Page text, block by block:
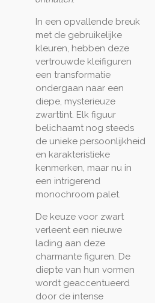
In een opvallende breuk
met de gebruikelijke
kleuren, hebben deze
vertrouwde kleifiguren
een transformatie
ondergaan naar een
diepe, mysterieuze
zwarttint. Elk figuur
belichaamt nog steeds
de unieke persoonlijkheid
en karakteristieke
kenmerken, maar nu in
een intrigerend
monochroom palet.
De keuze voor zwart
verleent een nieuwe
lading aan deze
charmante figuren. De
diepte van hun vormen
wordt geaccentueerd
door de intense